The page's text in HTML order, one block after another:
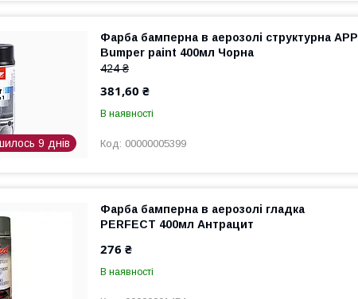
9 днів
Фарба бамперна в аерозолі структурна APP
Bumper paint 400мл Чорна
424 ₴
381,60 ₴
В наявності
00000005399
Фарба бамперна в аерозолі гладка
PERFECT 400мл Антрацит
276 ₴
В наявності